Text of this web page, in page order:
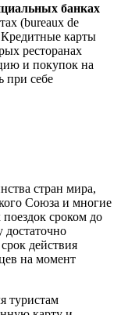
банках
(bureaux de
карты
ресторанах
и покупок на
при себе
стран мира,
Союза и многие
сроком до
достаточно
действия
на момент
туристам